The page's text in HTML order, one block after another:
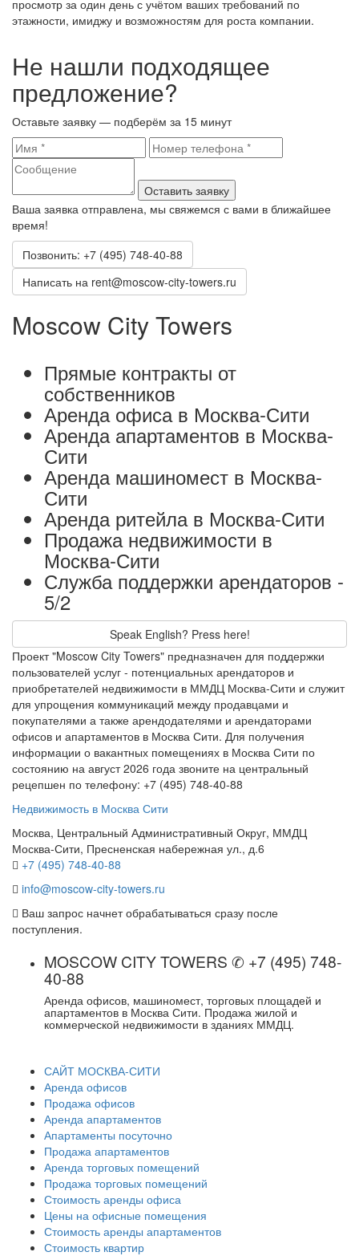
просмотр за один день с учётом ваших требований по
этажности, имиджу и возможностям для роста компании.
Не нашли подходящее
предложение?
Оставьте заявку — подберём за 15 минут
Оставить заявку
Ваша заявка отправлена, мы свяжемся с вами в ближайшее
время!
Позвонить: +7 (495) 748-40-88
Написать на rent@moscow-city-towers.ru
Moscow City Towers
Прямые контракты от
собственников
Аренда офиса в Москва-Сити
Аренда апартаментов в Москва-
Сити
Аренда машиномест в Москва-
Сити
Аренда ритейла в Москва-Сити
Продажа недвижимости в
Москва-Сити
Служба поддержки арендаторов -
5/2
Speak English? Press here!
Проект "Moscow City Towers" предназначен для поддержки
пользователей услуг - потенциальных арендаторов и
приобретателей недвижимости в ММДЦ Москва-Сити и служит
для упрощения коммуникаций между продавцами и
покупателями а также арендодателями и арендаторами
офисов и апартаментов в Москва Сити. Для получения
информации о вакантных помещениях в Москва Сити по
состоянию на август 2026 года звоните на центральный
рецепшен по телефону: +7 (495) 748-40-88
Недвижимость в Москва Сити
Москва, Центральный Административный Округ, ММДЦ
Москва-Сити, Пресненская набережная ул., д.6
+7 (495) 748-40-88
info@moscow-city-towers.ru
Ваш запрос начнет обрабатываться сразу после
поступления.
MOSCOW CITY TOWERS ✆ +7 (495) 748-
40-88
Аренда офисов, машиномест, торговых площадей и
апартаментов в Москва Сити. Продажа жилой и
коммерческой недвижимости в зданиях ММДЦ.
САЙТ МОСКВА-СИТИ
Аренда офисов
Продажа офисов
Аренда апартаментов
Апартаменты посуточно
Продажа апартаментов
Аренда торговых помещений
Продажа торговых помещений
Стоимость аренды офиса
Цены на офисные помещения
Стоимость аренды апартаментов
Стоимость квартир